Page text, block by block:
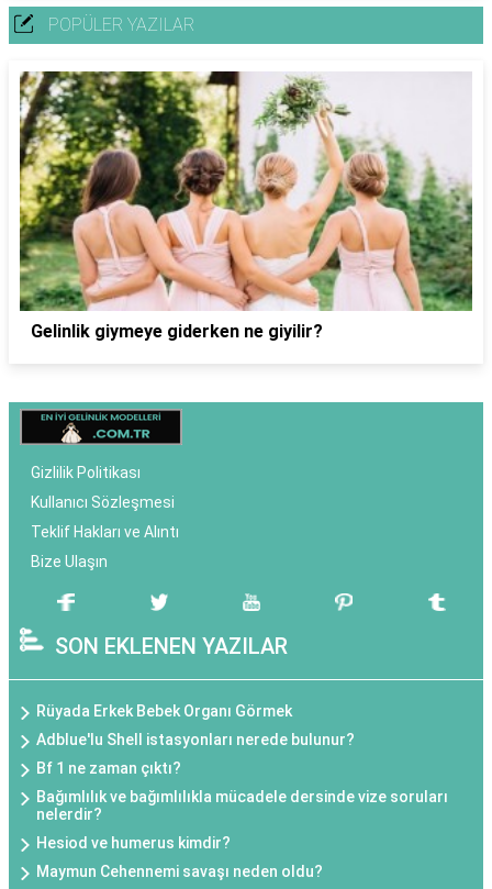
POPÜLER YAZILAR
Gelinlik giymeye giderken ne giyilir?
Gizlilik Politikası
Kullanıcı Sözleşmesi
Teklif Hakları ve Alıntı
Bize Ulaşın
SON EKLENEN YAZILAR
Rüyada Erkek Bebek Organı Görmek
Adblue'lu Shell istasyonları nerede bulunur?
Bf 1 ne zaman çıktı?
Bağımlılık ve bağımlılıkla mücadele dersinde vize soruları
nelerdir?
Hesiod ve humerus kimdir?
Maymun Cehennemi savaşı neden oldu?